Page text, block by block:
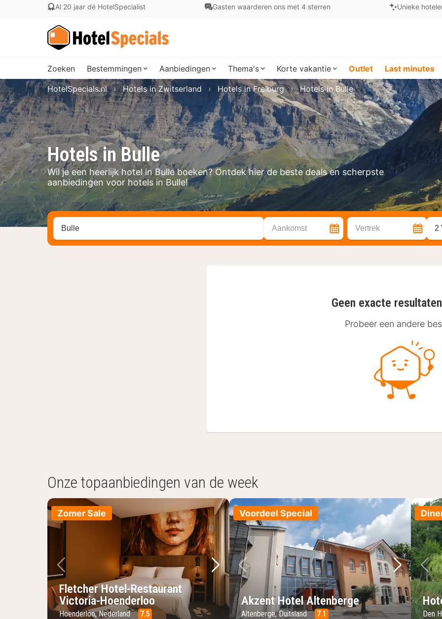
Al 20 jaar dé HotelSpecialist Gasten waarderen ons met 4 sterren Unieke
Zoeken Bestemmingen Aanbiedingen Thema's Korte vakantie Outlet Last minutes
Hotels in Bulle
Wil je een heerlijk hotel in Bulle boeken? Ontdek hier de beste deals en scherpste
aanbiedingen voor hotels in Bulle!
HotelSpecials.nl Hotels in Zwitserland Hotels in Freiburg Hotels in Bulle
Zoek op hotel, regio of stad Aankomst Vertrek 2
Geen exacte
Probeer een andere
Onze topaanbiedingen van de week
Zomer Sale
Vorige foto
Volgende foto
Fletcher Hotel-Restaurant
Victoria-Hoenderloo
Hoenderloo, Nederland 7.5
Voordeel Special
Vorige foto
Volgende
Akzent Hotel Altenberge
Altenberge, Duitsland 7.1 Den